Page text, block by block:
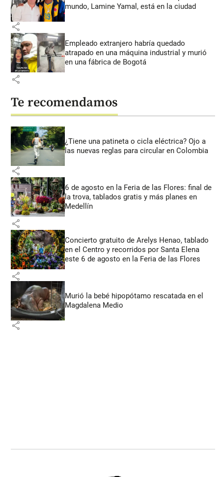
mundo, Lamine Yamal, está en la ciudad
share
Empleado extranjero habría quedado
atrapado en una máquina industrial y murió
en una fábrica de Bogotá
share
Te recomendamos
¿Tiene una patineta o cicla eléctrica? Ojo a
las nuevas reglas para circular en Colombia
share
6 de agosto en la Feria de las Flores: final de
la trova, tablados gratis y más planes en
Medellín
share
Concierto gratuito de Arelys Henao, tablado
en el Centro y recorridos por Santa Elena
este 6 de agosto en la Feria de las Flores
share
Murió la bebé hipopótamo rescatada en el
Magdalena Medio
share